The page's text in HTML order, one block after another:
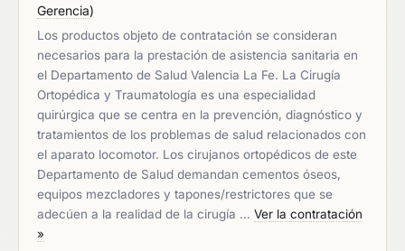
Gerencia)
Los productos objeto de contratación se consideran
necesarios para la prestación de asistencia sanitaria en
el Departamento de Salud Valencia La Fe. La Cirugía
Ortopédica y Traumatología es una especialidad
quirúrgica que se centra en la prevención, diagnóstico y
tratamientos de los problemas de salud relacionados con
el aparato locomotor. Los cirujanos ortopédicos de este
Departamento de Salud demandan cementos óseos,
equipos mezcladores y tapones/restrictores que se
adecúen a la realidad de la cirugía … Ver la contratación
»